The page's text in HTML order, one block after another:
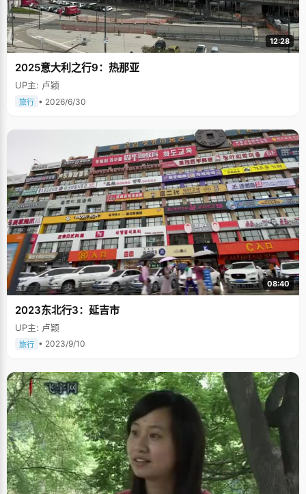
12:28
2025意大利之行9：热那亚
UP主: 卢颖
旅行 • 2026/6/30
08:40
2023东北行3：延吉市
UP主: 卢颖
旅行 • 2023/9/10